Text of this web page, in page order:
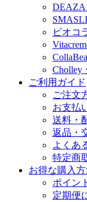
DEAZA
ビオコ
Cholley
ご利用ガイド
ご注文
お支払
送料・
返品・
よくあ
特定商
お得な購入
ポイン
定期便